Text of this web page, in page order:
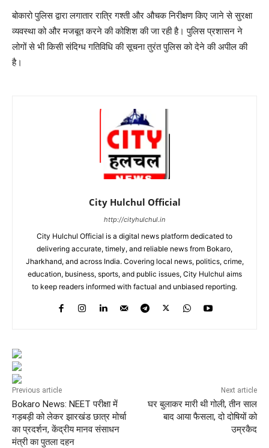
बोकारो पुलिस द्वारा लगातार रात्रि गश्ती और औचक निरीक्षण किए जाने से सुरक्षा
व्यवस्था को और मजबूत करने की कोशिश की जा रही है। पुलिस प्रशासन ने
लोगों से भी किसी संदिग्ध गतिविधि की सूचना तुरंत पुलिस को देने की अपील की
है।
City Hulchul Official
http://cityhulchul.in
City Hulchul Official is a digital news platform dedicated to
delivering accurate, timely, and reliable news from Bokaro,
Jharkhand, and across India. Covering local news, politics, crime,
education, business, sports, and public issues, City Hulchul aims
to keep readers informed with factual and unbiased reporting.
Previous article
Bokaro News: NEET परीक्षा में
गड़बड़ी को लेकर झारखंड छात्र मोर्चा
का प्रदर्शन, केंद्रीय मानव संसाधन
मंत्री का पुतला दहन
Next article
घर बुलाकर मारी थी गोली, तीन साल
बाद आया फैसला, दो दोषियों को
उम्रकैद